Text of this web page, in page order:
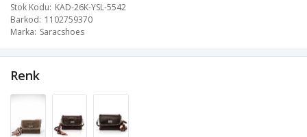
Stok Kodu KAD-26K-YSL-5542
Barkod 1102759370
Marka Saracshoes
Renk